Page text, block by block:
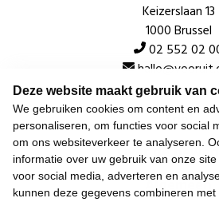
Deze website maakt gebruik van
We gebruiken cookies om content en
personaliseren, om functies voor social
om ons websiteverkeer te analyseren.
informatie over uw gebruik van onze
voor social media, adverteren en
kunnen deze gegevens combineren
Keizerslaan 13
1000 Brussel
02 552 02
Snel
Over de
Algemeen